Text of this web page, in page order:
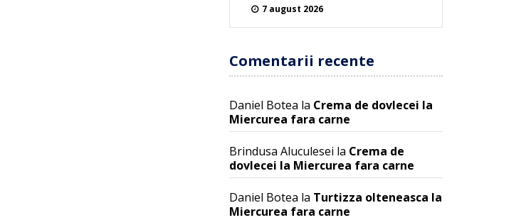
7 august 2026
Comentarii recente
Daniel Botea la Crema de dovlecei la
Miercurea fara carne
Brindusa Aluculesei la Crema de
dovlecei la Miercurea fara carne
Daniel Botea la Turtizza olteneasca la
Miercurea fara carne